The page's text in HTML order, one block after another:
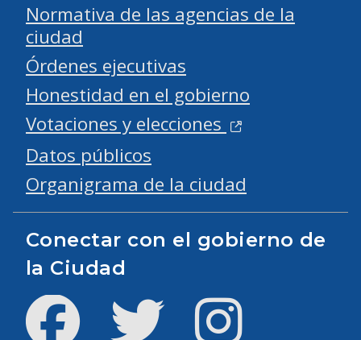
Normativa de las agencias de la
ciudad
Órdenes ejecutivas
Honestidad en el gobierno
Votaciones y elecciones
Datos públicos
Organigrama de la ciudad
Conectar con el gobierno de
la Ciudad
Facebook Twitter